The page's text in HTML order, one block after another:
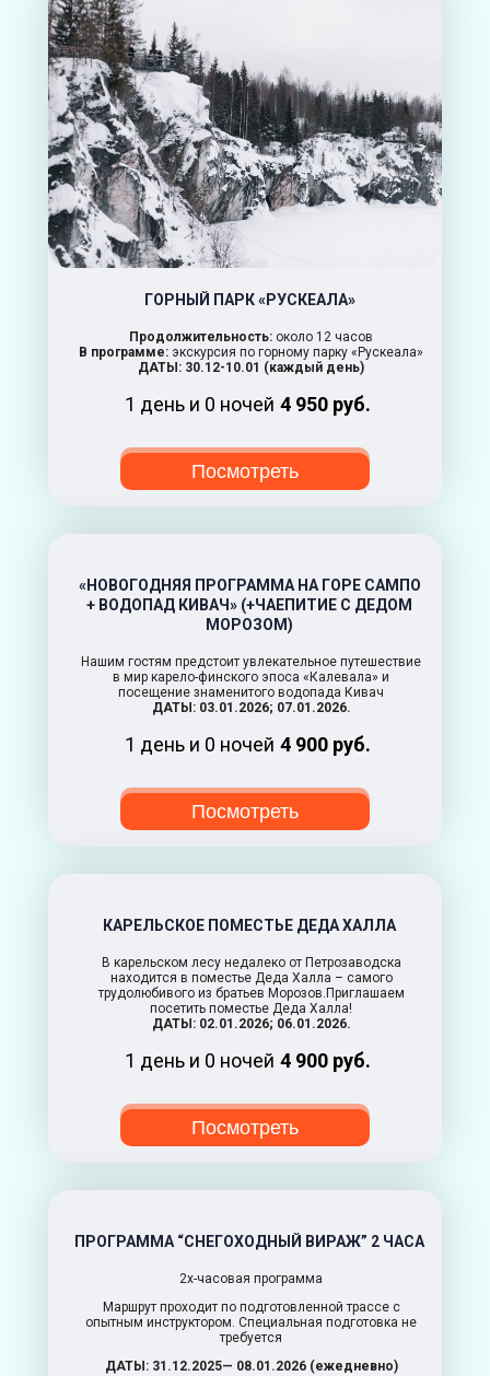
ГОРНЫЙ ПАРК «РУСКЕАЛА»
Продолжительность: около 12 часов
В программе: экскурсия по горному парку «Рускеала»
ДАТЫ: 30.12-10.01 (каждый день)
1 день и 0 ночей 4 950 руб.
Посмотреть
«НОВОГОДНЯЯ ПРОГРАММА НА ГОРЕ САМПО
+ ВОДОПАД КИВАЧ» (+ЧАЕПИТИЕ С ДЕДОМ
МОРОЗОМ)
Нашим гостям предстоит увлекательное путешествие
в мир карело-финского эпоса «Калевала» и
посещение знаменитого водопада Кивач
ДАТЫ: 03.01.2026; 07.01.2026.
1 день и 0 ночей 4 900 руб.
Посмотреть
КАРЕЛЬСКОЕ ПОМЕСТЬЕ ДЕДА ХАЛЛА
В карельском лесу недалеко от Петрозаводска
находится в поместье Деда Халла – самого
трудолюбивого из братьев Морозов.Приглашаем
посетить поместье Деда Халла!
ДАТЫ: 02.01.2026; 06.01.2026.
1 день и 0 ночей 4 900 руб.
Посмотреть
ПРОГРАММА “СНЕГОХОДНЫЙ ВИРАЖ” 2 ЧАСА
2х-часовая программа
Маршрут проходит по подготовленной трассе с
опытным инструктором. Специальная подготовка не
требуется
ДАТЫ: 31.12.2025— 08.01.2026 (ежедневно)